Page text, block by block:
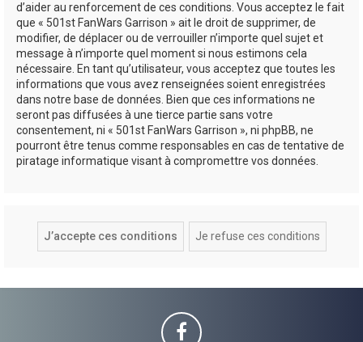
d’aider au renforcement de ces conditions. Vous acceptez le fait
que « 501st FanWars Garrison » ait le droit de supprimer, de
modifier, de déplacer ou de verrouiller n’importe quel sujet et
message à n’importe quel moment si nous estimons cela
nécessaire. En tant qu’utilisateur, vous acceptez que toutes les
informations que vous avez renseignées soient enregistrées
dans notre base de données. Bien que ces informations ne
seront pas diffusées à une tierce partie sans votre
consentement, ni « 501st FanWars Garrison », ni phpBB, ne
pourront être tenus comme responsables en cas de tentative de
piratage informatique visant à compromettre vos données.